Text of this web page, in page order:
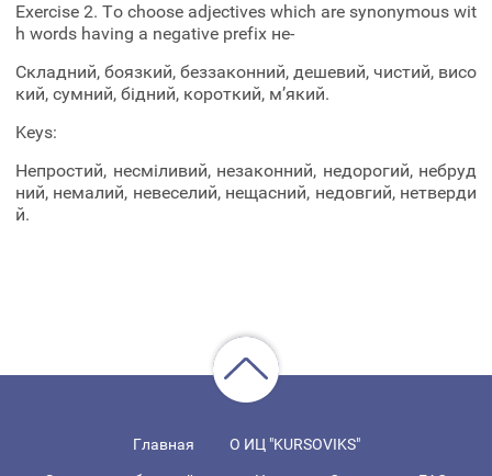
Exercise 2. To choose adjectives which are synonymous wit
h words having a negative prefix не-
Складний, боязкий, беззаконний, дешевий, чистий, висо
кий, сумний, бідний, короткий, м’який.
Keys:
Непростий, несміливий, незаконний, недорогий, небруд
ний, немалий, невеселий, нещасний, недовгий, нетверди
й.
Главная О ИЦ "KURSOVIKS"